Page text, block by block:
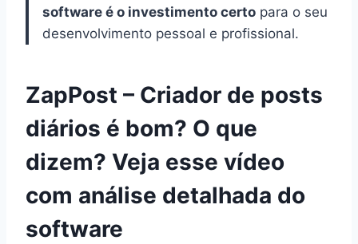
software é o investimento certo para o seu
desenvolvimento pessoal e profissional.
ZapPost – Criador de posts
diários é bom? O que
dizem? Veja esse vídeo
com análise detalhada do
software